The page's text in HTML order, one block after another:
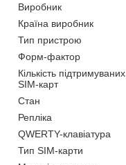
Виробник
Країна виробник
Тип пристрою
Форм-фактор
Кількість підтримуваних
SIM-карт
Стан
Репліка
QWERTY-клавіатура
Тип SIM-карти